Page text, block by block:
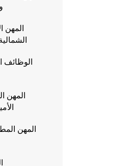
المهن
الشمالية
الوظائف
المهن
المهن